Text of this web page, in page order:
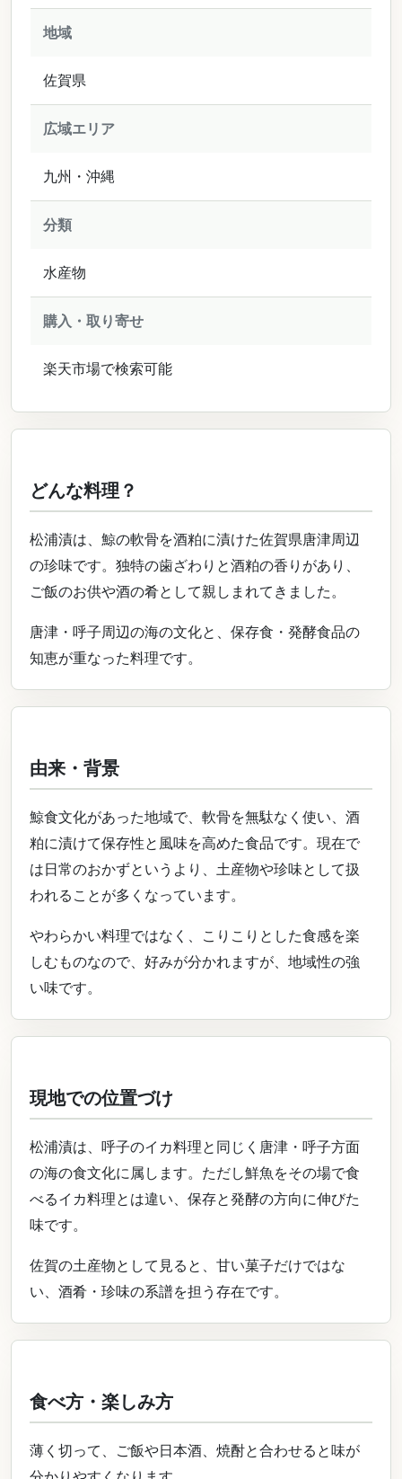
地域
佐賀県
広域エリア
九州・沖縄
分類
水産物
購入・取り寄せ
楽天市場で検索可能
どんな料理？
松浦漬は、鯨の軟骨を酒粕に漬けた佐賀県唐津周辺
の珍味です。独特の歯ざわりと酒粕の香りがあり、
ご飯のお供や酒の肴として親しまれてきました。
唐津・呼子周辺の海の文化と、保存食・発酵食品の
知恵が重なった料理です。
由来・背景
鯨食文化があった地域で、軟骨を無駄なく使い、酒
粕に漬けて保存性と風味を高めた食品です。現在で
は日常のおかずというより、土産物や珍味として扱
われることが多くなっています。
やわらかい料理ではなく、こりこりとした食感を楽
しむものなので、好みが分かれますが、地域性の強
い味です。
現地での位置づけ
松浦漬は、呼子のイカ料理と同じく唐津・呼子方面
の海の食文化に属します。ただし鮮魚をその場で食
べるイカ料理とは違い、保存と発酵の方向に伸びた
味です。
佐賀の土産物として見ると、甘い菓子だけではな
い、酒肴・珍味の系譜を担う存在です。
食べ方・楽しみ方
薄く切って、ご飯や日本酒、焼酎と合わせると味が